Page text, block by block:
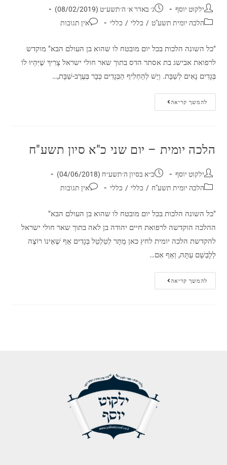
ילקוט יוסף
ג׳ באדר א׳ ה׳תשע״ט (08/02/2019)
הלכה יומית תשע"ט / כללי / כללי אין תגובות
"כל השונה הלכות בכל יום מובטח לו שהוא בן העולם הבא" מוקדש
לרפואת אבישג בת אסתר הדס בתוך שאר חולי ישראל צָרִיךְ שֶׁיִּהְיוּ לוֹ
בְּגָדִים נָאִים לְשַׁבָּת. וְיֵשׁ לְהַחְלִיף הַבְּגָדִים כְּבָר בְּעֶרֶב-שַׁבָּת,…
להמשך קריאה
הלכה יומית – יום שני כ"א סיון תשע"ח
ילקוט יוסף
כ״א בסיון ה׳תשע״ח (04/06/2018)
הלכה יומית תשע"ח / כללי / כללי אין תגובות
"כל השונה הלכות בכל יום מובטח לו שהוא בן העולם הבא"
ההלכה הוקדשה לרפואת חיים יהודה בן לאה בתוך שאר חולי ישראל
להקדשת הלכה יומית לחץ כאן מֻתָּר לְטַלְטֵל בְּגָדִים אַף שֶׁאֵינוֹ רוֹצֶה
לְלָבְשָׁם עַתָּה, וְאַף אִם…
להמשך קריאה